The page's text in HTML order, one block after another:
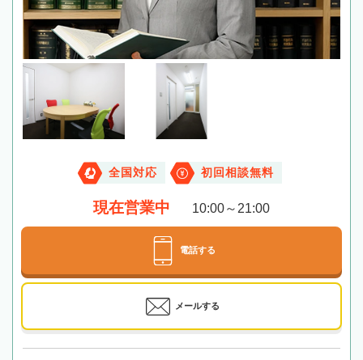
全国対応 初回相談無料
現在営業中 10:00～21:00
電話する
メールする